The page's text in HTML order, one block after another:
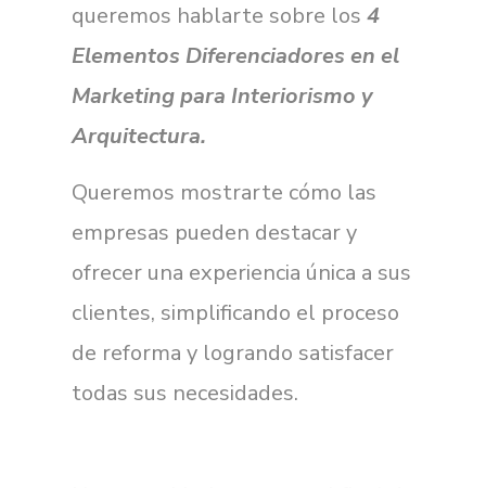
queremos hablarte sobre los 4
Elementos Diferenciadores en el
Marketing para Interiorismo y
Arquitectura.
Queremos mostrarte cómo las
empresas pueden destacar y
ofrecer una experiencia única a sus
clientes, simplificando el proceso
de reforma y logrando satisfacer
todas sus necesidades.